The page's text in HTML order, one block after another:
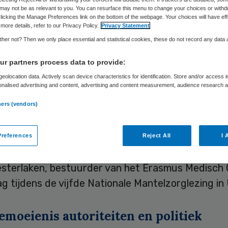
3 juni 2010,20:41 46 keer gelezen
moeten zaken als ketenzorg en
in hun onderlinge relaties.
moet de vraag ‘wat is het beste voor de
voor zowel de formele als informele zorg.
nauwelijks zinvolle condities en bemoeienis
bestuurder van het Erasmus Medisch
tijdens de vijfde Nationale Mantelzorglezing
autoriteiten en politiek
not be as relevant to you. You can resurface this menu to change your choices or
the Manage Preferences link on the bottom of the webpage. Your choices will have
details, refer to our Privacy Policy. Privacy Statement
not? Then we only place essential and statistical cookies, these do not record any data
partners process data to provide:
data. Actively scan device characteristics for identification. Store and/or access
advertising and content, advertising and content measurement, audience research
(vendors)
Reject All I